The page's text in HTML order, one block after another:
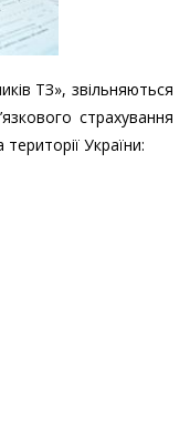
ТЗ», звільняються
страхування
України: